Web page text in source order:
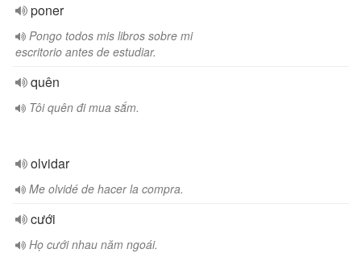
poner
Pongo todos mis libros sobre mi
escritorio antes de estudiar.
quên
Tôi quên đi mua sắm.
olvidar
Me olvidé de hacer la compra.
cưới
Họ cưới nhau năm ngoái.